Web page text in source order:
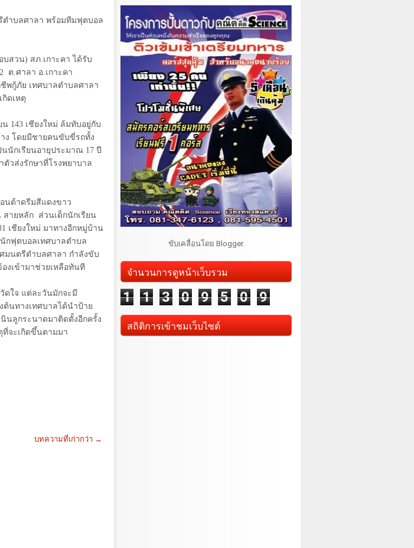
ตำบลศาลา พร้อมทีมฟุตบอล
สวน) สภ.เกาะคา ได้รับ
2 ต.ศาลา อ.เกาะคา
พกู้ภัย เทศบาลตำบลศาลา
ดเหตุ
น 143 เชียงใหม่ ล้มทับอยู่กับ
ง โดยมีชายคนขับขี่รถทั้ง
นนักเรียนอายุประมาณ 17 ปี
วส่งรักษาที่โรงพยาบาล
นด้าดรีมสีแดงขาว
สายหลัก ส่วนเด็กนักเรียน
เชียงใหม่ มาทางอีกหมู่บ้าน
กฟุตบอลเทศบาลตำบล
มนตรีตำบลศาลา กำลังขับ
องเข้ามาช่วยเหลือทันที
ดใจ แต่ละวันมักจะมี
ต้นทางเทศบาลได้นำป้าย
นินลูกระนาดมาติดตั้งอีกครั้ง
ที่จะเกิดขึ้นตามมา
บทความที่เก่ากว่า →
ขับเคลื่อนโดย Blogger.
จำนวนการดูหน้าเว็บรวม
1 1 3 0 9 5 0 9
สถิติการเข้าชมเว็บไซต์